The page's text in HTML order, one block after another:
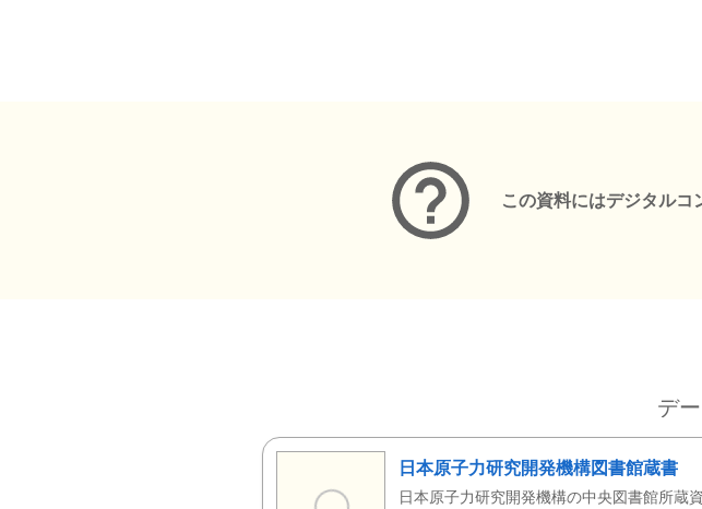
この資料にはデジタルコ
デ
日本原子力研究開発機構図書館蔵書
日本原子力研究開発機構の中央図書館所蔵